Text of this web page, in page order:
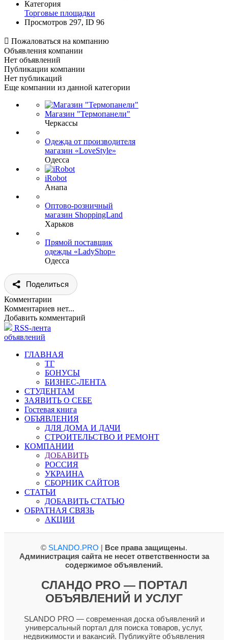
Категория
Торговые площадки
Просмотров 297, ID 96
 Пожаловаться на компанию
Объявления компании
Нет объявлений
Публикации компании
Нет публикаций
Еще компании из данной категории
Магазин "Термопанели"
Черкассы
Одежда от производителя
магазин «LoveStyle»
Одесса
iRobot
Анапа
Оптово-розничный
магазин ShoppingLand
Харьков
Прямой поставщик
одежды «LadyShop»
Одесса
Поделиться
Комментарии
Комментариев нет...
Добавить комментарий
RSS-лента
объявлений
ГЛАВНАЯ
ТГ
БОНУСЫ
БИЗНЕС-ЛЕНТА
СТУДЕНТАМ
ЗАЯВИТЬ О СЕБЕ
Гостевая книга
ОБЪЯВЛЕНИЯ
ДЛЯ ДОМА И ДАЧИ
СТРОИТЕЛЬСТВО И РЕМОНТ
КОМПАНИИ
ДОБАВИТЬ
РОССИЯ
УКРАИНА
СБОРНИК САЙТОВ
СТАТЬИ
ДОБАВИТЬ СТАТЬЮ
ОБРАТНАЯ СВЯЗЬ
АКЦИИ
© SLANDO.PRO | Все права защищены.
Администрация сайта не несет ответственности за
содержимое объявлений.
СЛАНДО PRO — ПОРТАЛ
ОБЪЯВЛЕНИЙ И УСЛУГ
SLANDO PRO — современная доска объявлений и
универсальный портал для поиска товаров, услуг,
недвижимости и вакансий. Публикуйте объявления